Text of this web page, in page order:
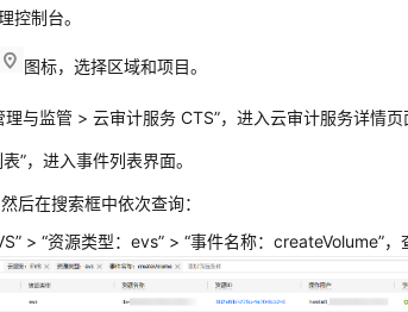
控制台。
图标，选择区域和项目。
理与监管 > 云审计服务 CTS”，进入云审计服务详情页
”，进入事件列表界面。
后在搜索框中依次查询：
> “资源类型：evs” > “事件名称：createVolume”，